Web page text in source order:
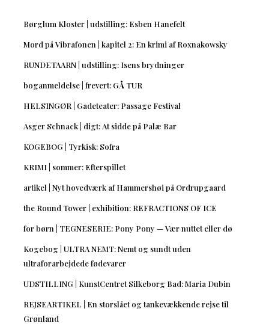
Børglum Kloster | udstilling: Esben Hanefelt
Mord på Vibrafonen | kapitel 2: En krimi af Roxnakowsky
RUNDETAARN | udstilling: Isens brydninger
boganmeldelse | frevert: GÅ TUR
HELSINGØR | Gadeteater: Passage Festival
Asger Schnack | digt: At sidde på Palæ Bar
KOGEBOG | Tyrkisk: Sofra
KRIMI | sommer: Efterspillet
artikel | Nyt hovedværk af Hammershøi på Ordrupgaard
the Round Tower | exhibition: REFRACTIONS OF ICE
for børn | TEGNESERIE: Pony Pony — Vær nuttet eller dø
Kogebog | ULTRA NEMT: Nemt og sundt uden
ultraforarbejdede fødevarer
UDSTILLING | KunstCentret Silkeborg Bad: Maria Dubin
REJSEARTIKEL | En storslået og tankevækkende rejse til
Grønland